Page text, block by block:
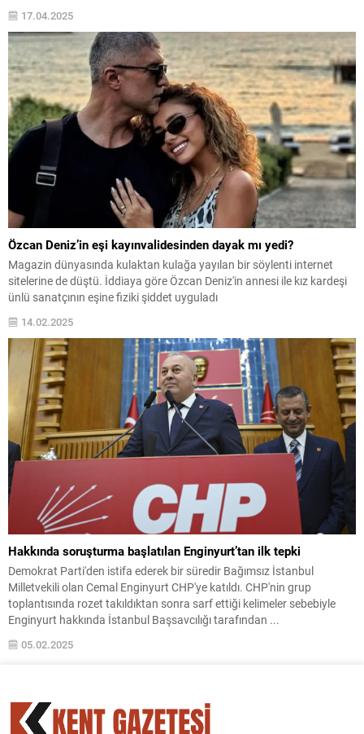
17.04.2025
Özcan Deniz’in eşi kayınvalidesinden dayak mı yedi?
Magazin dünyasında kulaktan kulağa yayılan bir söylenti internet
sitelerine de düştü. İddiaya göre Özcan Deniz'in annesi ile kız kardeşi
ünlü sanatçının eşine fiziki şiddet uyguladı
14.02.2025
Hakkında soruşturma başlatılan Enginyurt’tan ilk tepki
Demokrat Parti'den istifa ederek bir süredir Bağımsız İstanbul
Milletvekili olan Cemal Enginyurt CHP'ye katıldı. CHP'nin grup
toplantısında rozet takıldıktan sonra sarf ettiği kelimeler sebebiyle
Enginyurt hakkında İstanbul Başsavcılığı tarafından ...
05.02.2025